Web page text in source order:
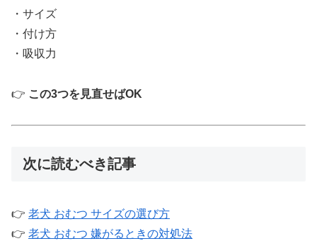
・サイズ
・付け方
・吸収力
👉 この3つを見直せばOK
次に読むべき記事
👉 老犬 おむつ サイズの選び方
👉 老犬 おむつ 嫌がるときの対処法